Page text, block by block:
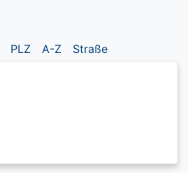
PLZ A-Z Straße